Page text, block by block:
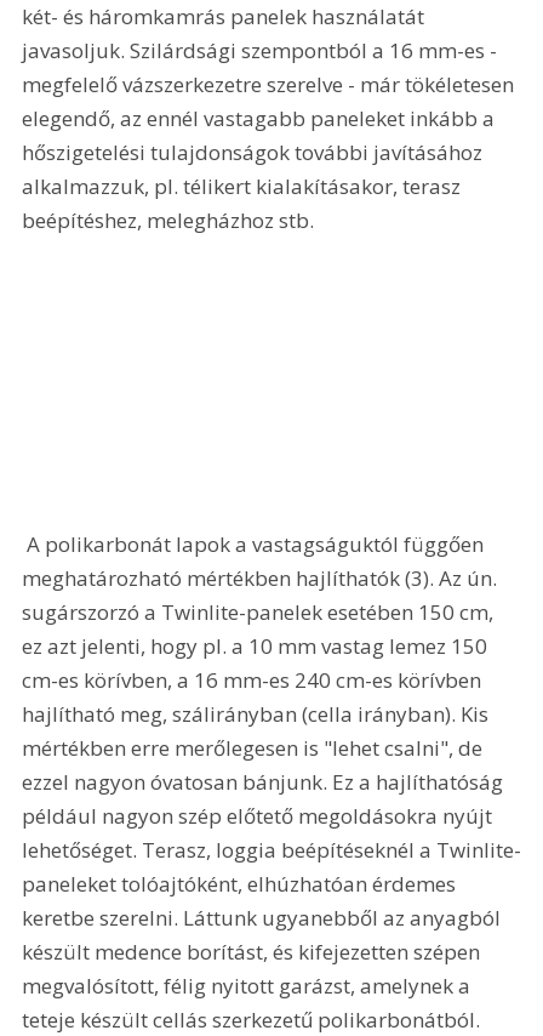
két- és háromkamrás panelek használatát
javasoljuk. Szilárdsági szempontból a 16 mm-es -
megfelelő vázszerkezetre szerelve - már tökéletesen
elegendő, az ennél vastagabb paneleket inkább a
hőszigetelési tulajdonságok további javításához
alkalmazzuk, pl. télikert kialakításakor, terasz
beépítéshez, melegházhoz stb.
A polikarbonát lapok a vastagságuktól függően
meghatározható mértékben hajlíthatók (3). Az ún.
sugárszorzó a Twinlite-panelek esetében 150 cm,
ez azt jelenti, hogy pl. a 10 mm vastag lemez 150
cm-es körívben, a 16 mm-es 240 cm-es körívben
hajlítható meg, szálirányban (cella irányban). Kis
mértékben erre merőlegesen is "lehet csalni", de
ezzel nagyon óvatosan bánjunk. Ez a hajlíthatóság
például nagyon szép előtető megoldásokra nyújt
lehetőséget. Terasz, loggia beépítéseknél a Twinlite-
paneleket tolóajtóként, elhúzhatóan érdemes
keretbe szerelni. Láttunk ugyanebből az anyagból
készült medence borítást, és kifejezetten szépen
megvalósított, félig nyitott garázst, amelynek a
teteje készült cellás szerkezetű polikarbonátból.